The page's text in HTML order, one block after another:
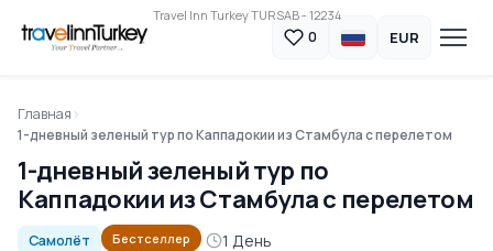
Travel Inn Turkey TURSAB - 12234
0 EUR
Главная
1-дневный зеленый тур по Каппадокии из Стамбула с перелетом
1-дневный зеленый тур по
Каппадокии из Стамбула с перелетом
Самолёт Бестселлер 1 День